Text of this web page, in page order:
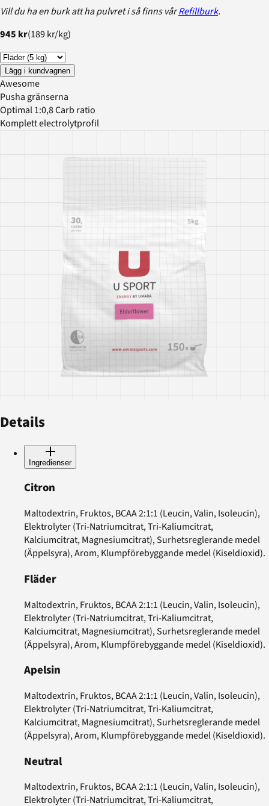
Vill du ha en burk att ha pulvret i så finns vårRefillburk.
945 kr(189 kr/kg)
Lägg i kundvagnen
Awesome
Pusha gränserna
Optimal 1:0,8 Carb ratio
Komplett electrolytprofil
Details
Ingredienser
Citron
Maltodextrin, Fruktos, BCAA 2:1:1 (Leucin, Valin, Isoleucin),
Elektrolyter (Tri-Natriumcitrat, Tri-Kaliumcitrat,
Kalciumcitrat, Magnesiumcitrat), Surhetsreglerande medel
(Äppelsyra), Arom, Klumpförebyggande medel (Kiseldioxid).
Fläder
Maltodextrin, Fruktos, BCAA 2:1:1 (Leucin, Valin, Isoleucin),
Elektrolyter (Tri-Natriumcitrat, Tri-Kaliumcitrat,
Kalciumcitrat, Magnesiumcitrat), Surhetsreglerande medel
(Äppelsyra), Arom, Klumpförebyggande medel (Kiseldioxid).
Apelsin
Maltodextrin, Fruktos, BCAA 2:1:1 (Leucin, Valin, Isoleucin),
Elektrolyter (Tri-Natriumcitrat, Tri-Kaliumcitrat,
Kalciumcitrat, Magnesiumcitrat), Surhetsreglerande medel
(Äppelsyra), Arom, Klumpförebyggande medel (Kiseldioxid).
Neutral
Maltodextrin, Fruktos, BCAA 2:1:1 (Leucin, Valin, Isoleucin),
Elektrolyter (Tri-Natriumcitrat, Tri-Kaliumcitrat,